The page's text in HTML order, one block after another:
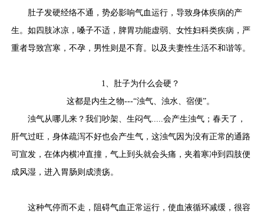
肚子发硬经络不通，势必影响气血运行，导致身体疾病的产
生。如四肢冰凉，嗓子不适，脾胃功能虚弱、女性妇科类疾病，严
重者导致宫寒，不孕，男性则是不育。以及夫妻性生活不和谐等。
1、
肚子为什么会硬？
这都是内生之物---“浊气、浊水、宿便”。
浊气从哪儿来？我们吵架、生闷气.....会产生浊气；春天了，
肝气过旺，身体疏泻不好也会产生气，这浊气因为没有正常的通路
可宣发，在体内横冲直撞，气上到头就会头痛，夹着寒冲到四肢便
成风湿，进入胃肠则成溃疡。
这种气停而不走，阻碍气血正常运行，使血液循环减缓，很容